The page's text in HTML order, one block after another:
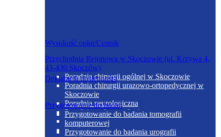
Przychodnia Rejonowa w Skoczowie (ul. Krzywa 4,
43-430 Skoczów)
Poradnia chirurgii ogólnej w Skoczowie
Poradnia chirurgii urazowo-ortopedycznej w
Skoczowie
Poradnia neurologiczna
Poradnia otolaryngologiczna
Wysokość opłat/Cennik
Deklaracja dostępności
Przygotowanie do badań
Przygotowanie do badania tomografii
komputerowej
Przygotowanie do badania urografii